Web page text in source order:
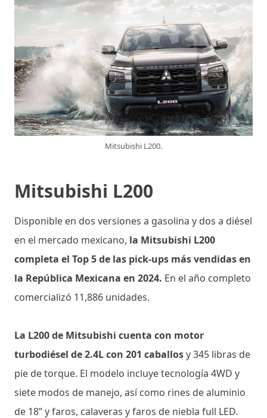
Mitsubishi L200.
Mitsubishi L200
Disponible en dos versiones a gasolina y dos a diésel
en el mercado mexicano, la Mitsubishi L200
completa el Top 5 de las pick-ups más vendidas en
la República Mexicana en 2024. En el año completo
comercializó 11,886 unidades.
La L200 de Mitsubishi cuenta con motor
turbodiésel de 2.4L con 201 caballosy 345 libras de
pie de torque. El modelo incluye tecnología 4WD y
siete modos de manejo, así como rines de aluminio
de 18” y faros, calaveras y faros de niebla full LED.